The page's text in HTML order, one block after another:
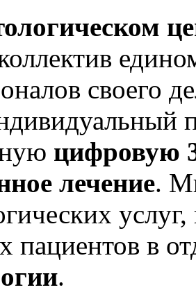
своего
цифровую
лечение.
пациентов в
.